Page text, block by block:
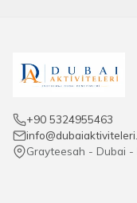
+90 5324955463
Grayteesah - Dubai -